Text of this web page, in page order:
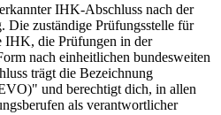
IHK-Abschluss nach der
Die zuständige Prüfungsstelle für
IHK, die Prüfungen in der
nach einheitlichen bundesweiten
trägt die Bezeichnung
und berechtigt dich, in allen
als verantwortlicher